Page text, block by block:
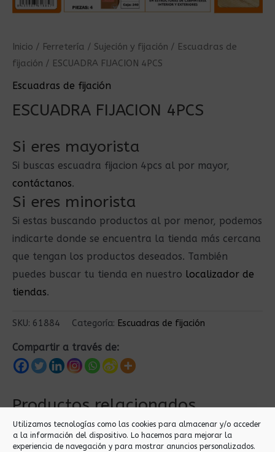
Utilizamos tecnologías como las cookies para almacenar y/o acceder
a la información del dispositivo. Lo hacemos para mejorar la
experiencia de navegación y para mostrar anuncios personalizados.
Inicio / Ferretería / Sujeción y fijación / Escuadras de
fijación / ESCUADRA FIJACION 4PCS
Escuadras de fijación
ESCUADRA FIJACION 4PCS
Si eres mayorista
Si buscas escuadra fijacion 4pcs al por mayor,
contáctanos.
Si eres minorista
Si estas buscando productos al por menor, podemos
indicarte donde se encuentra la tienda más cercana
que tengan los productos deseados. También
puedes buscar tu tienda en nuestro localizador de
tiendas.
SKU: 61884 Categoría: Escuadras de fijación
Compartir a través de:
Productos relacionados